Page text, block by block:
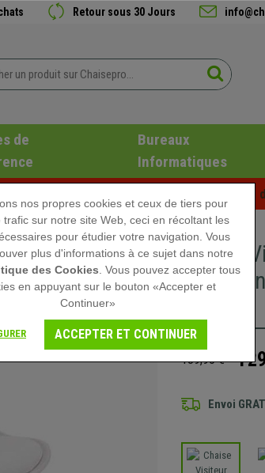
Retour sous 30 Jours
de
Bureaux
Informatiques
! Des réductions exclusives pour une
Chaise
139,90 €
Envoi
nos propres cookies et ceux de tiers pour
trafic sur notre site Web, ceci en récoltant les
pour étudier votre navigation. Vous
plus d'informations à ce sujet dans notre
des Cookies . Vous pouvez accepter tous
en appuyant sur le bouton «Accepter et
Continuer»
ACCEPTER ET CONTINUER